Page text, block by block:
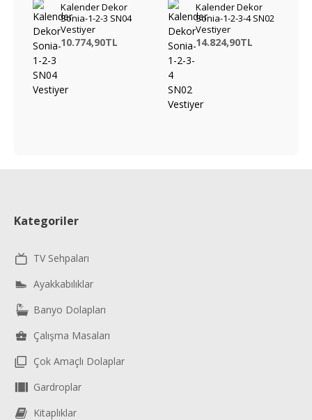
Kalender Dekor
Sonia-1-2-3 SN04
Vestiyer
10.774,90TL
Kalender Dekor
Sonia-1-2-3-4 SN02
Vestiyer
14.824,90TL
Kategoriler
TV Sehpaları
Ayakkabılıklar
Banyo Dolapları
Çalışma Masaları
Çok Amaçlı Dolaplar
Gardroplar
Kitaplıklar